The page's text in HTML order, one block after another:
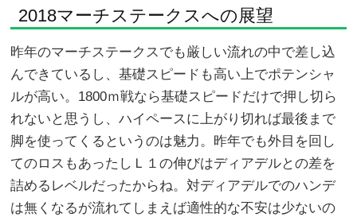
2018マーチステークスへの展望
昨年のマーチステークスでも厳しい流れの中で差し込
んできているし、基礎スピードも高い上でポテンシャ
ルが高い。1800ｍ戦なら基礎スピードだけで押し切ら
れないと思うし、ハイペースに上がり切れば最後まで
脚を使ってくるというのは魅力。昨年でも外目を回し
てのロスもあったしＬ１の伸びはディアデルとの差を
詰めるレベルだったからね。対ディアデルでのハンデ
は無くなるが流れてしまえば適性的な不安は少ないの